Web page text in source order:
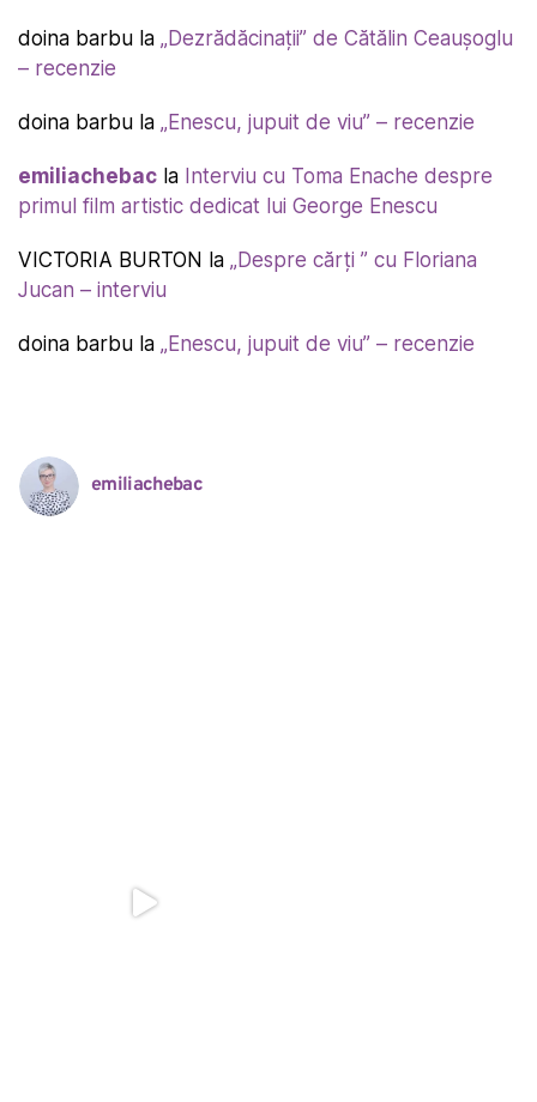
doina barbu la „Dezrădăcinații” de Cătălin Ceaușoglu
– recenzie
doina barbu la „Enescu, jupuit de viu” – recenzie
emiliachebac la Interviu cu Toma Enache despre
primul film artistic dedicat lui George Enescu
VICTORIA BURTON la „Despre cărți ” cu Floriana
Jucan – interviu
doina barbu la „Enescu, jupuit de viu” – recenzie
emiliachebac